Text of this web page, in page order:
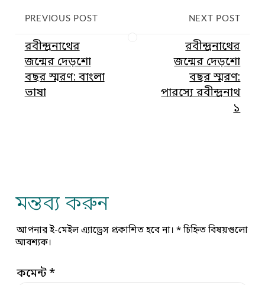
PREVIOUS POST
রবীন্দ্রনাথের
জন্মের দেড়শো
বছর স্মরণ: বাংলা
ভাষা
NEXT POST
রবীন্দ্রনাথের
জন্মের দেড়শো
বছর স্মরণ:
পারস্যে রবীন্দ্রনাথ
১
মন্তব্য করুন
আপনার ই-মেইল এ্যাড্রেস প্রকাশিত হবে না। *চিহ্নিত বিষয়গুলো
আবশ্যক।
কমেন্ট*